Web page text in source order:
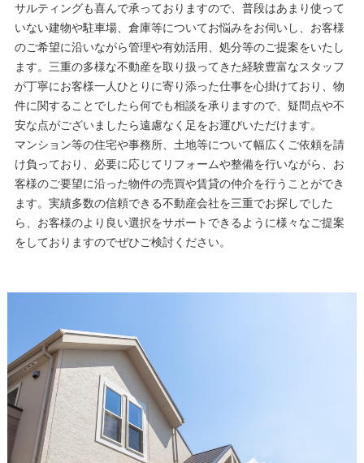
サルティングも喜んで承っておりますので、普段はあまり使って
いない建物や駐車場、倉庫等についてお悩みをお伺いし、お客様
のご希望に沿いながら管理や有効活用、処分等のご提案をいたし
ます。三重の多様な不動産を取り扱ってきた経験豊富なスタッフ
が丁寧にお客様一人ひとりに寄り添った仕事を心掛けており、物
件に関することでしたら何でも相談を承りますので、疑問点や不
安な点がございましたら遠慮なく足をお運びいただけます。
マンション等の住宅や事務所、土地等について幅広くご依頼を請
け負っており、必要に応じてリフォームや整備を行いながら、お
客様のご要望に沿った物件の売買や賃貸の仲介を行うことができ
ます。実績多数の信頼できる不動産会社を三重でお探しでした
ら、お客様のより良い選択をサポートできるように様々なご提案
をしておりますのでぜひご検討ください。